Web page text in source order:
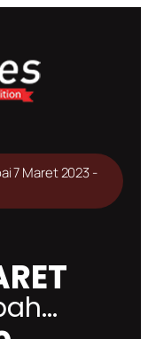
7 Maret 2023 -